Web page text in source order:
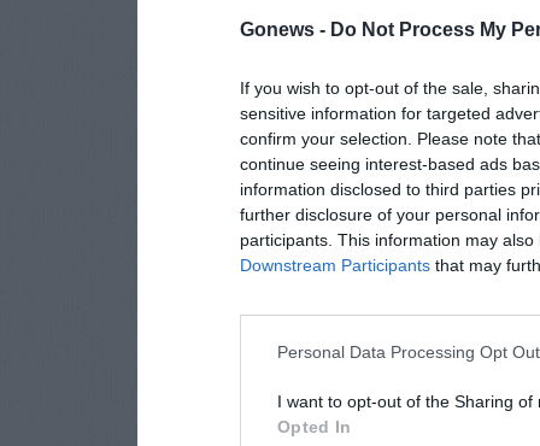
Gonews - Do Not Process My
If you wish to opt-out of the sale,
sensitive information for targeted
confirm your selection. Please note
continue seeing interest-based ads
information disclosed to third parties
further disclosure of your personal
participants. This information may
Downstream Participants that may
Personal Data Processing Opt
I want to opt-out of the Sharing of
Opted In